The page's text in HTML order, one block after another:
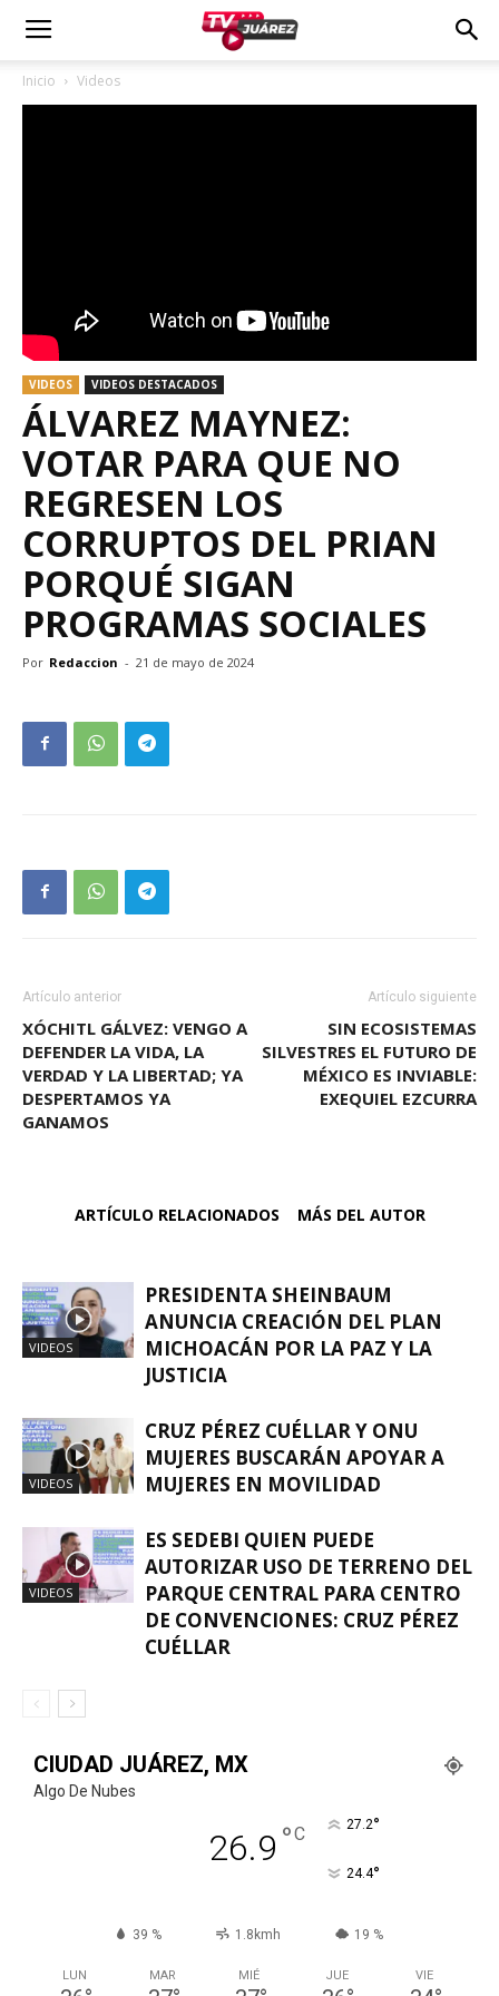
Inicio Videos
VIDEOS VIDEOS DESTACADOS
ÁLVAREZ MAYNEZ:
VOTAR PARA QUE NO
REGRESEN LOS
CORRUPTOS DEL PRIAN
PORQUÉ SIGAN
PROGRAMAS SOCIALES
Por Redaccion - 21 de mayo de 2024
Artículo anterior
XÓCHITL GÁLVEZ: VENGO A
DEFENDER LA VIDA, LA
VERDAD Y LA LIBERTAD; YA
DESPERTAMOS YA
GANAMOS
Artículo siguiente
SIN ECOSISTEMAS
SILVESTRES EL FUTURO DE
MÉXICO ES INVIABLE:
EXEQUIEL EZCURRA
ARTÍCULO RELACIONADOS MÁS DEL AUTOR
VIDEOS
PRESIDENTA SHEINBAUM
ANUNCIA CREACIÓN DEL PLAN
MICHOACÁN POR LA PAZ Y LA
JUSTICIA
VIDEOS
CRUZ PÉREZ CUÉLLAR Y ONU
MUJERES BUSCARÁN APOYAR A
MUJERES EN MOVILIDAD
VIDEOS
ES SEDEBI QUIEN PUEDE
AUTORIZAR USO DE TERRENO DEL
PARQUE CENTRAL PARA CENTRO
DE CONVENCIONES: CRUZ PÉREZ
CUÉLLAR
CIUDAD JUÁREZ, MX
Algo De Nubes
26.9 °C 27.2°
24.4°
39 % 1.8kmh 19 %
LUN MAR MIÉ JUE VIE